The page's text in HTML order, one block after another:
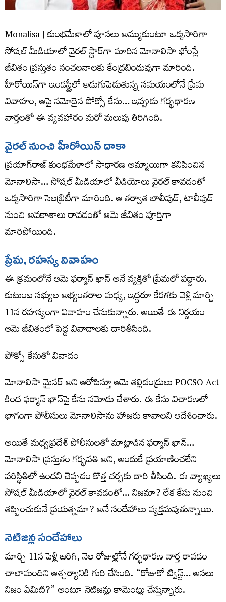
Monalisa | కుంభమేళాలో పూసలు అమ్ముకుంటూ ఒక్కసారిగా
సోషల్ మీడియాలో వైరల్ స్టార్‌గా మారిన మోనాలిసా భోంస్లే
జీవితం ప్రస్తుతం సంచలనాలకు కేంద్రబిందువుగా మారింది.
హీరోయిన్‌గా ఇండస్ట్రీలో అడుగుపెడుతున్న సమయంలోనే ప్రేమ
వివాహం, ఆపై నమోదైన పోక్సో కేసు… ఇప్పుడు గర్భధారణ
వార్తలతో ఈ వ్యవహారం మరో మలుపు తిరిగింది.
వైరల్ నుంచి హీరోయిన్ దాకా
ప్రయాగ్‌రాజ్ కుంభమేళాలో సాధారణ అమ్మాయిగా కనిపించిన
మోనాలిసా… సోషల్ మీడియాలో వీడియోలు వైరల్ కావడంతో
ఒక్కసారిగా సెలబ్రిటీగా మారింది. ఆ తర్వాత బాలీవుడ్, టాలీవుడ్
నుంచి అవకాశాలు రావడంతో ఆమె జీవితం పూర్తిగా
మారిపోయింది.
ప్రేమ, రహస్య వివాహం
ఈ క్రమంలోనే ఆమె ఫర్మాన్ ఖాన్ అనే వ్యక్తితో ప్రేమలో పడ్డారు.
కుటుంబ సభ్యుల అభ్యంతరాల మధ్య, ఇద్దరూ కేరళకు వెళ్లి మార్చి
11న రహస్యంగా వివాహం చేసుకున్నారు. అయితే ఈ నిర్ణయం
ఆమె జీవితంలో పెద్ద వివాదాలకు దారితీసింది.
పోక్సో కేసుతో వివాదం
మోనాలిసా మైనర్ అని ఆరోపిస్తూ ఆమె తల్లిదండ్రులు POCSO Act
కింద ఫర్మాన్ ఖాన్‌పై కేసు నమోదు చేశారు. ఈ కేసు విచారణలో
భాగంగా పోలీసులు మోనాలిసాను హాజరు కావాలని ఆదేశించారు.
అయితే మధ్యప్రదేశ్ పోలీసులతో మాట్లాడిన ఫర్మాన్ ఖాన్…
మోనాలిసా ప్రస్తుతం గర్భవతి అని, అందుకే ప్రయాణించలేని
పరిస్థితిలో ఉందని చెప్పడం కొత్త చర్చకు దారి తీసింది. ఈ వ్యాఖ్యలు
సోషల్ మీడియాలో వైరల్ కావడంతో… నిజమా? లేక కేసు నుంచి
తప్పించుకునే ప్రయత్నమా? అనే సందేహాలు వ్యక్తమవుతున్నాయి.
నెటిజన్ల సందేహాలు
మార్చి 11న పెళ్లి జరిగి, నెల రోజుల్లోనే గర్భధారణ వార్త రావడం
చాలామందిని ఆశ్చర్యానికి గురి చేసింది. “రోజుకో ట్విస్ట్… అసలు
నిజం ఏమిటి?” అంటూ నెటిజన్లు కామెంట్లు చేస్తున్నారు.